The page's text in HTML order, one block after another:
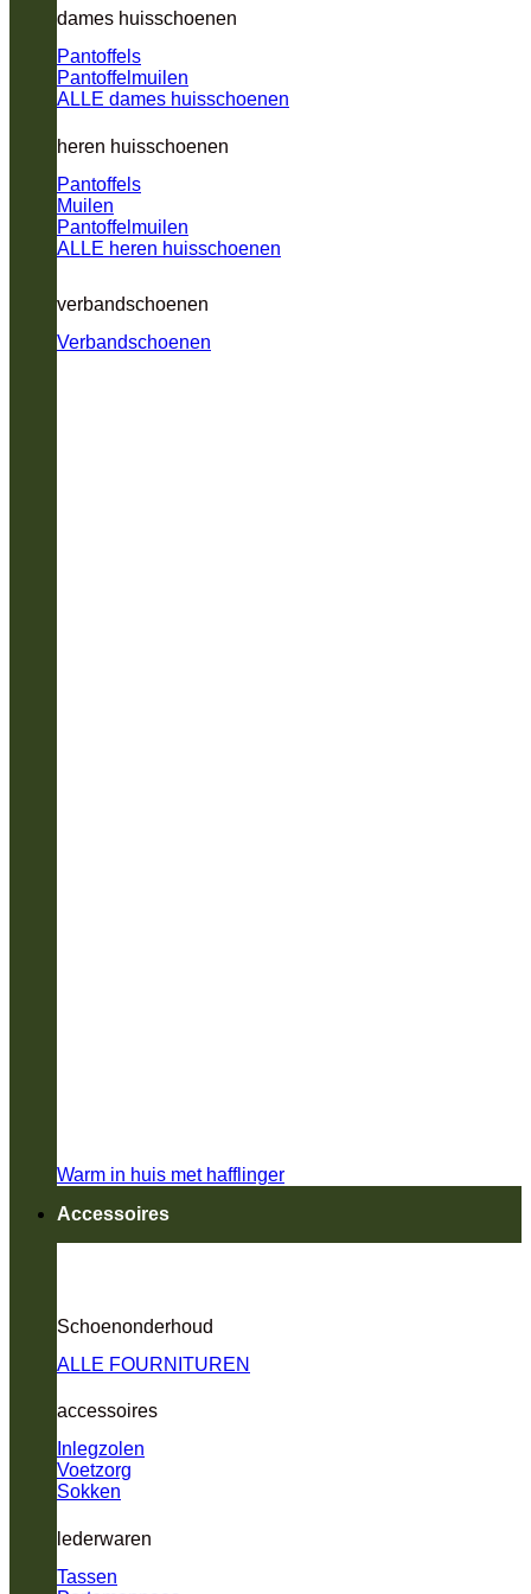
dames huisschoenen
Pantoffels
Pantoffelmuilen
ALLE dames huisschoenen
heren huisschoenen
Pantoffels
Muilen
Pantoffelmuilen
ALLE heren huisschoenen
verbandschoenen
Verbandschoenen
Warm in huis met hafflinger
Accessoires
Schoenonderhoud
ALLE FOURNITUREN
accessoires
Inlegzolen
Voetzorg
Sokken
lederwaren
Tassen